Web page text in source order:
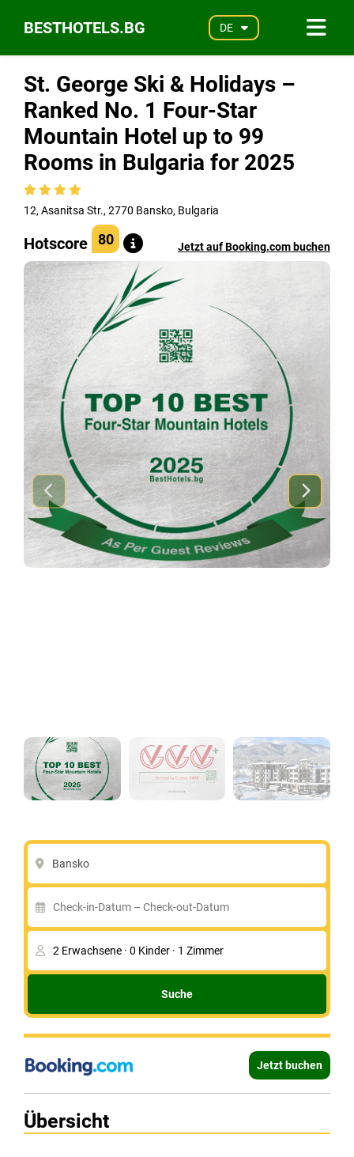
BESTHOTELS.BG DE
St. George Ski & Holidays –
Ranked No. 1 Four-Star
Mountain Hotel up to 99
Rooms in Bulgaria for 2025
12, Asanitsa Str., 2770 Bansko, Bulgaria
Hotscore 80 Jetzt auf Booking.com buchen
Bansko
Suche
Jetzt buchen
Übersicht